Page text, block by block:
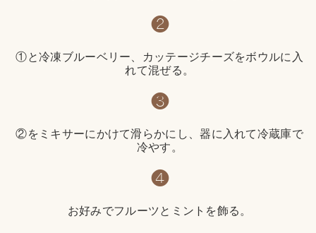
❷
①と冷凍ブルーベリー、カッテージチーズをボウルに入
れて混ぜる。
❸
②をミキサーにかけて滑らかにし、器に入れて冷蔵庫で
冷やす。
❹
お好みでフルーツとミントを飾る。